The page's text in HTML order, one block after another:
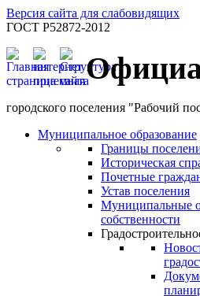
Версия сайта для слабовидящих
ГОСТ Р52872-2012
городского поселения "Рабочий
Муниципальное образование
Границы
Историческая
Почетные
Устав поселения
Муниципальные
собственности